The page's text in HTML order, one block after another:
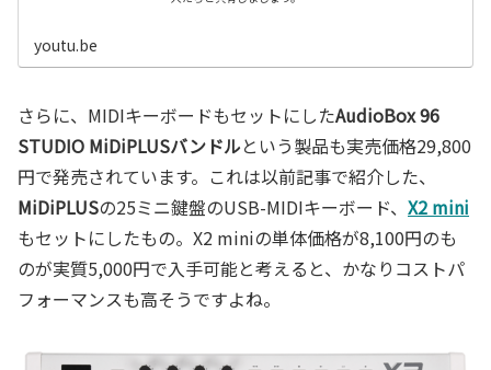
youtu.be
さらに、MIDIキーボードもセットにしたAudioBox 96
STUDIO MiDiPLUSバンドルという製品も実売価格29,800
円で発売されています。これは以前記事で紹介した、
MiDiPLUSの25ミニ鍵盤のUSB-MIDIキーボード、 X2 mini
もセットにしたもの。X2 miniの単体価格が8,100円のも
のが実質5,000円で入手可能と考えると、かなりコストパ
フォーマンスも高そうですよね。